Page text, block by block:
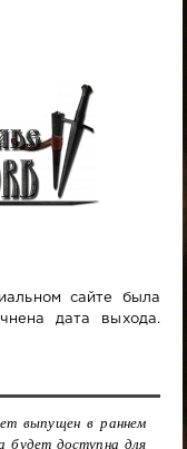
сайте была
дата выхода.
выпущен в раннем
будет доступна для